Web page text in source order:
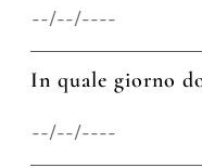
In quale giorno